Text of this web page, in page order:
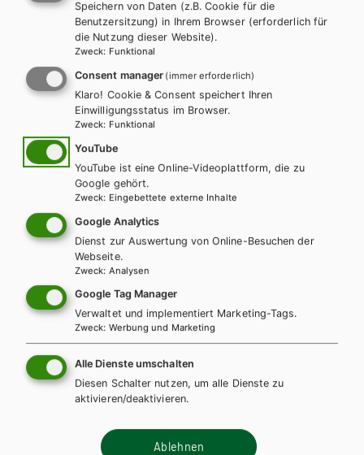
MS
KOMPETENZ:DEUTSCH 1. Basisteil (mit
Lösungen)
Basisteil + E-Book
Basisteil mit E-BOOK+
Trainingsteil + E-Book
Trainingsteil E-Book Solo
Trainingsteil mit E-BOOK+
Trainingsteil E-BOOK+ Solo
Leseheft + E-Book
Lehrer/innenhandbuch
Speichern von Daten (z.B. Cookie für die
Benutzersitzung) in Ihrem Browser (erforderlich für
die Nutzung dieser Website).
Zweck: Funktional
Consent manager (immer erforderlich)
Klaro! Cookie & Consent speichert Ihren
Einwilligungsstatus im Browser.
Zweck: Funktional
YouTube
YouTube ist eine Online-Videoplattform, die zu
Google gehört.
Zweck: Eingebettete externe Inhalte
Google Analytics
Dienst zur Auswertung von Online-Besuchen der
Webseite.
Zweck: Analysen
Google Tag Manager
Verwaltet und implementiert Marketing-Tags.
Zweck: Werbung und Marketing
Alle Dienste umschalten
Diesen Schalter nutzen, um alle Dienste zu
aktivieren/deaktivieren.
Ablehnen